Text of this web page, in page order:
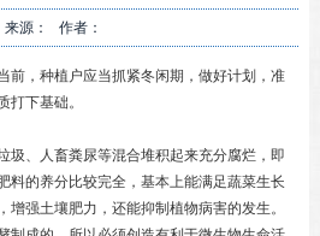
来源： 作者：
前，种植户应当抓紧冬闲期，做好计划，准
打下基础。
圾、人畜粪尿等混合堆积起来充分腐烂，即
料的养分比较完全，基本上能满足蔬菜生长
增强土壤肥力，还能抑制植物病害的发生。